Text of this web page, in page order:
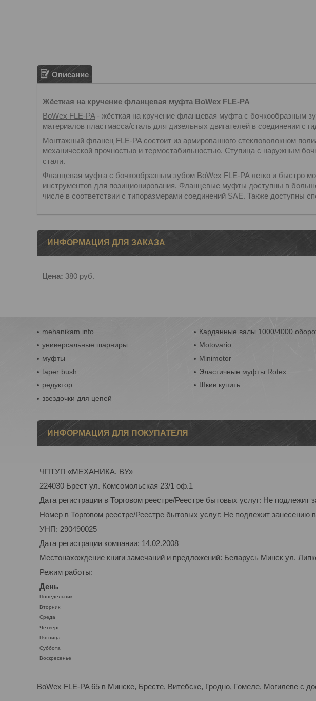
Описание
Жёсткая на кручение фланцевая муфта BoWex FLE-PA
BoWex FLE-PA- жёсткая на кручение фланцевая муфта с бочкообразным
материалов пластмасса/сталь для дизельных двигателей в соединении с
Монтажный фланец FLE-PA состоит из армированного стекловолокном
механической прочностью и термостабильностью. Ступица с наружным
стали.
Фланцевая муфта с бочкообразным зубом BoWex FLE-PA легко и быстро
инструментов для позиционирования. Фланцевые муфты доступны в
числе в соответствии с типоразмерами соединений SAE. Также доступны
ИНФОРМАЦИЯ ДЛЯ ЗАКАЗА
Цена: 380 руб.
mehanikam.info
универсальные шарниры
муфты
taper bush
редуктор
звездочки для цепей
Карданные валы 1000/4000
Motovario
Minimotor
Эластичные муфты Rotex
Шкив купить
ИНФОРМАЦИЯ ДЛЯ ПОКУПАТЕЛЯ
ЧПТУП «МЕХАНИКА. ВУ»
224030 Брест ул. Комсомольская 23/1 оф.1
Дата регистрации в Торговом реестре/Реестре бытовых услуг: Не подлежит
Номер в Торговом реестре/Реестре бытовых услуг: Не подлежит занесению
УНП: 290490025
Дата регистрации компании: 14.02.2008
Местонахождение книги замечаний и предложений: Беларусь Минск ул.
Режим работы:
День
Понедельник
Вторник
Среда
Четверг
Пятница
Суббота
Воскресенье
BoWex FLE-PA 65 в Минске, Бресте, Витебске, Гродно, Гомеле, Могилеве